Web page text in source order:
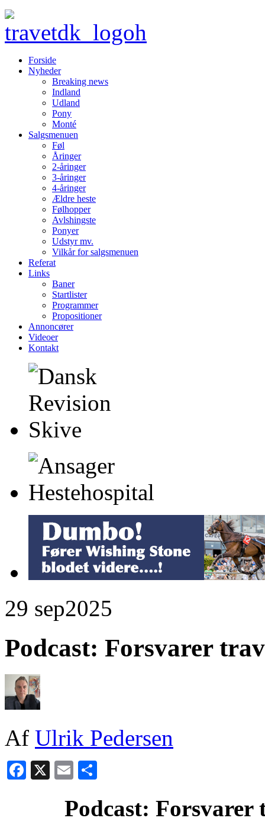
Forside
Nyheder
Breaking news
Indland
Udland
Pony
Monté
Salgsmenuen
Føl
Åringer
2-åringer
3-åringer
4-åringer
Ældre heste
Følhopper
Avlshingste
Ponyer
Udstyr mv.
Vilkår for salgsmenuen
Referat
Links
Baner
Startlister
Programmer
Propositioner
Annoncører
Videoer
Kontakt
29 sep2025
Podcast: Forsvarer
Af Ulrik Pedersen
Facebook
X Email
Podcast: Forsvarer